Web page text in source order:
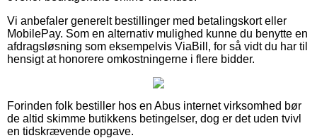
Vi anbefaler generelt bestillinger med betalingskort eller
MobilePay. Som en alternativ mulighed kunne du benytte en
afdragsløsning som eksempelvis ViaBill, for så vidt du har til
hensigt at honorere omkostningerne i flere bidder.
Forinden folk bestiller hos en Abus internet virksomhed bør
de altid skimme butikkens betingelser, dog er det uden tvivl
en tidskrævende opgave.